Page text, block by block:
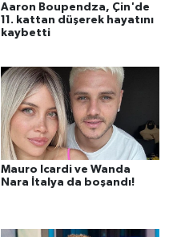
Aaron Boupendza, Çin'de
11. kattan düşerek hayatını
kaybetti
Mauro Icardi ve Wanda
Nara İtalya da boşandı!